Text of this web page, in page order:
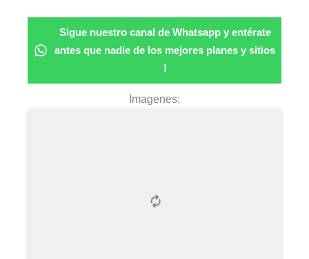
Sigue nuestro canal de Whatsapp y entérate
antes que nadie de los mejores planes y sitios
!
Imagenes: